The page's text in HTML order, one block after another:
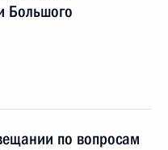
Большого
по вопросам